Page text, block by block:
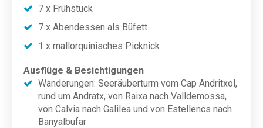
7 x Frühstück
7 x Abendessen als Büfett
1 x mallorquinisches Picknick
Ausflüge & Besichtigungen
Wanderungen: Seeräuberturm vom Cap Andritxol,
rund um Andratx, von Raixa nach Valldemossa,
von Calvia nach Galilea und von Estellencs nach
Banyalbufar